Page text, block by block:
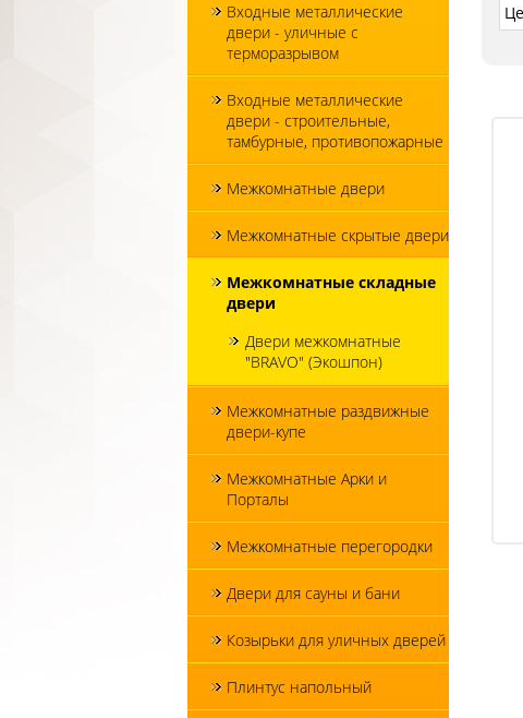
Входные металлические
двери - уличные с
терморазрывом
Входные металлические
двери - строительные,
тамбурные, противопожарные
Межкомнатные двери
Межкомнатные скрытые двери
Межкомнатные складные
двери
Двери межкомнатные
"BRAVO" (Экошпон)
Межкомнатные раздвижные
двери-купе
Межкомнатные Арки и
Порталы
Межкомнатные перегородки
Двери для сауны и бани
Козырьки для уличных дверей
Плинтус напольный